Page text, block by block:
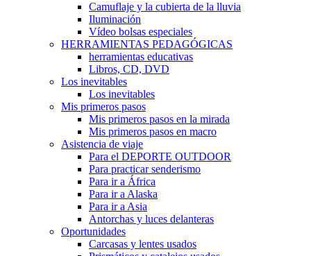
Camuflaje y la cubierta de la lluvia
Iluminación
Vídeo bolsas especiales
HERRAMIENTAS PEDAGÓGICAS
herramientas educativas
Libros, CD, DVD
Los inevitables
Los inevitables
Mis primeros pasos
Mis primeros pasos en la mirada
Mis primeros pasos en macro
Asistencia de viaje
Para el DEPORTE OUTDOOR
Para practicar senderismo
Para ir a África
Para ir a Alaska
Para ir a Asia
Antorchas y luces delanteras
Oportunidades
Carcasas y lentes usados